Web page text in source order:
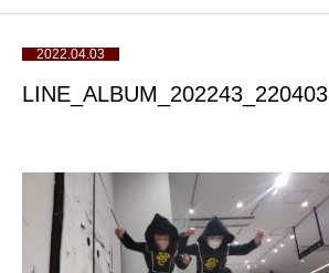
2022.04.03
LINE_ALBUM_202243_220403